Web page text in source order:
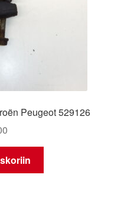
Peugeot 529126